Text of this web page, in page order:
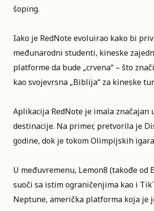
šoping.
Iako je RedNote evoluirao kako bi
međunarodni studenti, kineske
platforme da bude „crvena“ – što
kao svojevrsna „Biblija“ za kineske
Aplikacija RedNote je imala
destinacije. Na primer, pretvorila je
godine, dok je tokom Olimpijskih
U međuvremenu, Lemon8 (takođe
suoči sa istim ograničenjima kao i
Neptune, američka platforma koja je